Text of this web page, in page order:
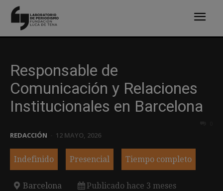
Responsable de
Comunicación y Relaciones
Institucionales en Barcelona
REDACCIÓN 12 MAYO, 2026
Indefinido Presencial Tiempo completo
Barcelona Publicado hace 3 meses